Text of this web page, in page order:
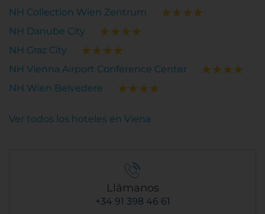
NH Collection Wien Zentrum
NH Danube City
NH Graz City
NH Vienna Airport Conference Center
NH Wien Belvedere
Ver todos los hoteles en Viena
Llámanos
+34 91 398 46 61